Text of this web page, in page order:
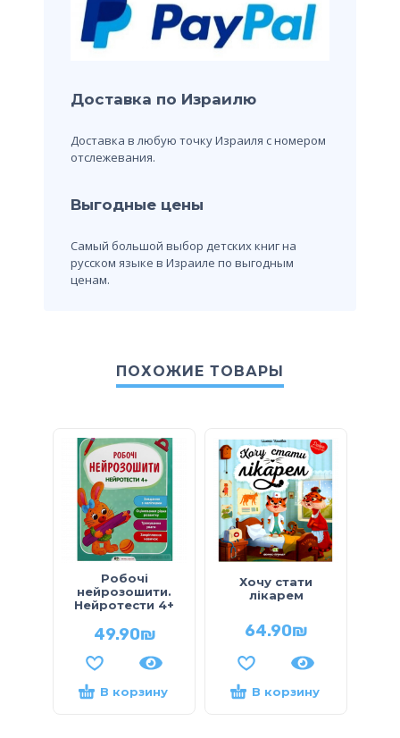
Доставка по Израилю
Доставка в любую точку Израиля с номером
отслежевания.
Выгодные цены
Самый большой выбор детских книг на
русском языке в Израиле по выгодным
ценам.
ПОХОЖИЕ ТОВАРЫ
Робочі
нейрозошити.
Нейротести 4+
49.90₪
В корзину
Хочу стати
лікарем
64.90₪
В корзину